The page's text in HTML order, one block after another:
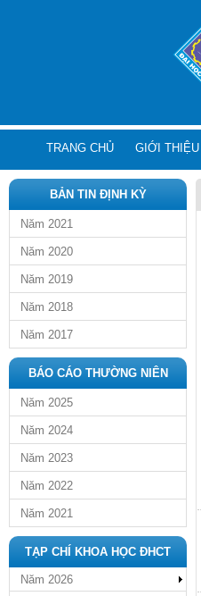
TRANG CHỦ GIỚI THIỆU
BẢN TIN ĐỊNH KỲ
Năm 2021
Năm 2020
Năm 2019
Năm 2018
Năm 2017
BÁO CÁO THƯỜNG NIÊN
Năm 2025
Năm 2024
Năm 2023
Năm 2022
Năm 2021
TẠP CHÍ KHOA HỌC ĐHCT
Năm 2026